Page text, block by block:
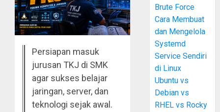
Persiapan masuk
jurusan TKJ di SMK
agar sukses belajar
jaringan, server, dan
teknologi sejak awal.
Brute Force
Cara Membuat
dan Mengelola
Systemd
Service Sendiri
di Linux
Ubuntu vs
Debian vs
RHEL vs Rocky